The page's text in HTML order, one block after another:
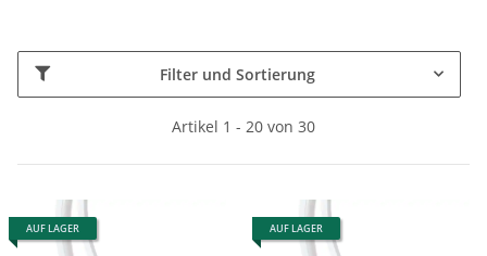
Filter und Sortierung
Artikel 1 - 20 von 30
AUF LAGER AUF LAGER